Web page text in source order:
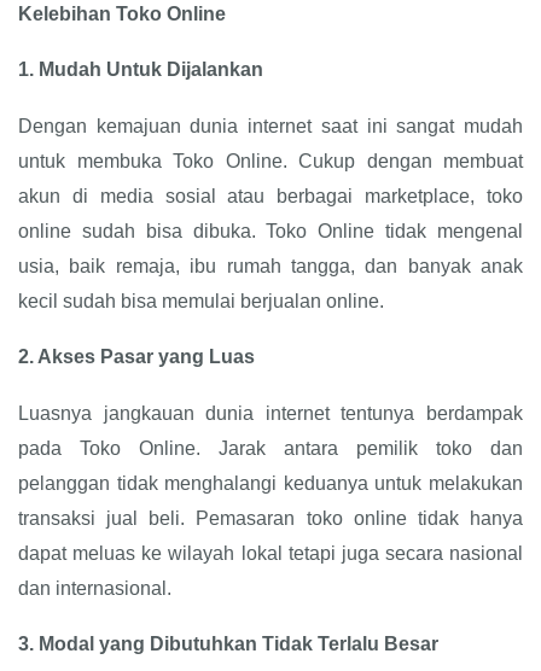
Kelebihan Toko Online
1. Mudah Untuk Dijalankan
Dengan kemajuan dunia internet saat ini sangat mudah
untuk membuka Toko Online. Cukup dengan membuat
akun di media sosial atau berbagai marketplace, toko
online sudah bisa dibuka. Toko Online tidak mengenal
usia, baik remaja, ibu rumah tangga, dan banyak anak
kecil sudah bisa memulai berjualan online.
2. Akses Pasar yang Luas
Luasnya jangkauan dunia internet tentunya berdampak
pada Toko Online. Jarak antara pemilik toko dan
pelanggan tidak menghalangi keduanya untuk melakukan
transaksi jual beli. Pemasaran toko online tidak hanya
dapat meluas ke wilayah lokal tetapi juga secara nasional
dan internasional.
3. Modal yang Dibutuhkan Tidak Terlalu Besar